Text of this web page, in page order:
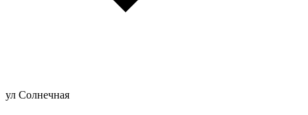
ул Солнечная